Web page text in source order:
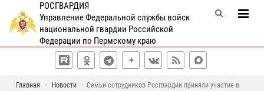
РОСГВАРДИЯ
Управление Федеральной службы войск
национальной гвардии Российской
Федерации по Пермскому краю
Главная Новости
Семьи сотрудников Росгвардии приняли участие в